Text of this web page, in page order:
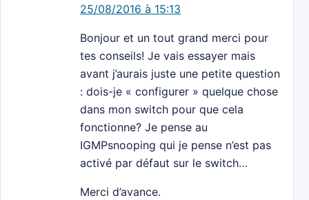
25/08/2016 à 15:13
Bonjour et un tout grand merci pour
tes conseils! Je vais essayer mais
avant j’aurais juste une petite question
: dois-je « configurer » quelque chose
dans mon switch pour que cela
fonctionne? Je pense au
IGMPsnooping qui je pense n’est pas
activé par défaut sur le switch…
Merci d’avance.